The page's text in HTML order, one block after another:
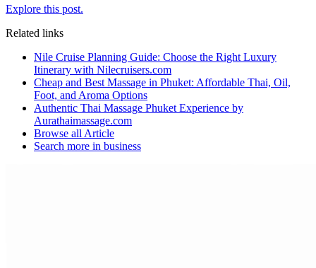
Explore this post.
Related links
Nile Cruise Planning Guide: Choose the Right Luxury
Itinerary with Nilecruisers.com
Cheap and Best Massage in Phuket: Affordable Thai, Oil,
Foot, and Aroma Options
Authentic Thai Massage Phuket Experience by
Aurathaimassage.com
Browse all Article
Search more in business